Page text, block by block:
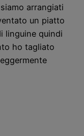
arrangiati
un piatto
linguine quindi
ho tagliato